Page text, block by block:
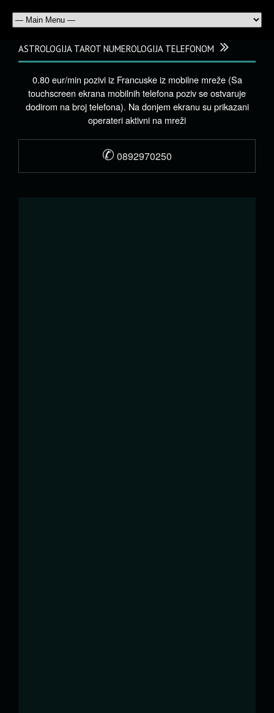
ASTROLOGIJA TAROT NUMEROLOGIJA TELEFONOM
0.80 eur/min pozivi iz Francuske iz mobilne mreže (Sa
touchscreen ekrana mobilnih telefona poziv se ostvaruje
dodirom na broj telefona). Na donjem ekranu su prikazani
operateri aktivni na mreži
✆ 0892970250